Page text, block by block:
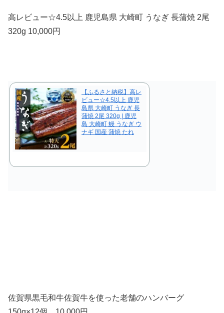
高レビュー☆4.5以上 鹿児島県 大崎町 うなぎ 長蒲焼 2尾
320g 10,000円
【ふるさと納税】高レ
ビュー☆4.5以上 鹿児
島県 大崎町 うなぎ 長
蒲焼 2尾 320g | 鹿児
島 大崎町 鰻 うなぎ ウ
ナギ 国産 蒲焼 たれ
佐賀県黒毛和牛佐賀牛を使った老舗のハンバーグ